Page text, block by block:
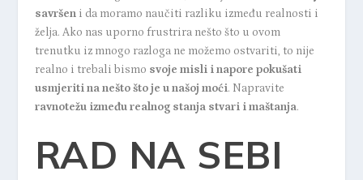
savršeni da moramo naučiti razliku između realnosti i
želja. Ako nas uporno frustrira nešto što u ovom
trenutku iz mnogo razloga ne možemo ostvariti, to nije
realno i trebali bismo svoje misli i napore pokušati
usmjeriti na nešto što je u našoj moći. Napravite
ravnotežu između realnog stanja stvari i maštanja.
RAD NA SEBI